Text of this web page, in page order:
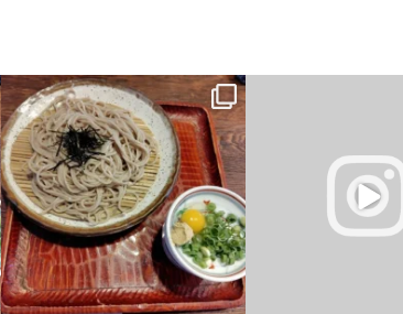
昨日の夜、胃が痛いし、吐き気はする
し・・・色々考えるとこうなってしま
う・・・。結構メンタル弱い星人で...
2 0 5